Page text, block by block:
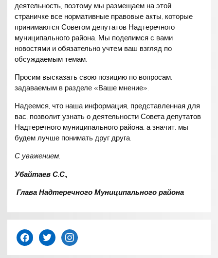
деятельность, поэтому мы размещаем на этой
страничке все нормативные правовые акты, которые
принимаются Советом депутатов Надтеречного
муниципального района. Мы поделимся с вами
новостями и обязательно учтем ваш взгляд по
обсуждаемым темам.
Просим высказать свою позицию по вопросам,
задаваемым в разделе «Ваше мнение».
Надеемся, что наша информация, представленная для
вас, позволит узнать о деятельности Совета депутатов
Надтеречного муниципального района, а значит, мы
будем лучше понимать друг друга.
С уважением,
Убайтаев С.С.,
Глава Надтеречного Муниципального района
facebooktwitter instagram